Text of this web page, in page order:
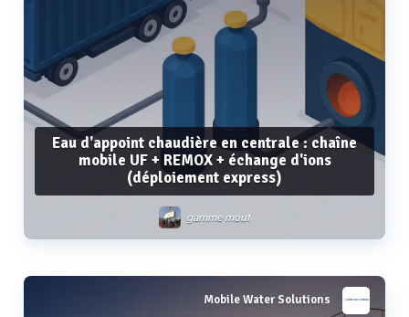
Eau d'appoint chaudière en centrale : chaîne
mobile UF + REMOX + échange d'ions
(déploiement express)
gamme mouf
Voir plus
Mobile Water Solutions